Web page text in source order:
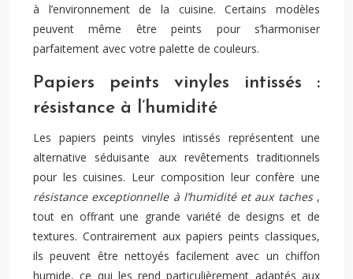
à l’environnement de la cuisine. Certains modèles
peuvent même être peints pour s’harmoniser
parfaitement avec votre palette de couleurs.
Papiers peints vinyles intissés :
résistance à l’humidité
Les papiers peints vinyles intissés représentent une
alternative séduisante aux revêtements traditionnels
pour les cuisines. Leur composition leur confère une
résistance exceptionnelle à l’humidité et aux taches ,
tout en offrant une grande variété de designs et de
textures. Contrairement aux papiers peints classiques,
ils peuvent être nettoyés facilement avec un chiffon
humide, ce qui les rend particulièrement adaptés aux